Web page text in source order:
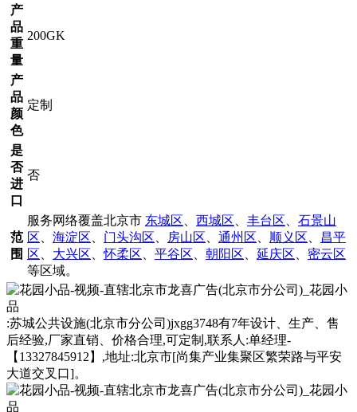
产
品
重
量
200GK
产
品
颜
色
定制
是
否
进
口
否
范
围
服务网络覆盖北京市 东城区 西城区 丰台区
石景山
区
海淀区 门头沟区 房山区 通州区 顺义区
昌平
区
大兴区 、怀柔区 平谷区 朝阳区 延庆区
密云区
等区域。
:苏城公共设施(北京市分公司)jxgg3748有7年设计、生产、售
后经验,厂家直销、价格合理,可定制,联系人:单经理-
【13327845912】 ,地址:北京市[尚集产业集聚区繁荣路与平安
大道交叉口]。